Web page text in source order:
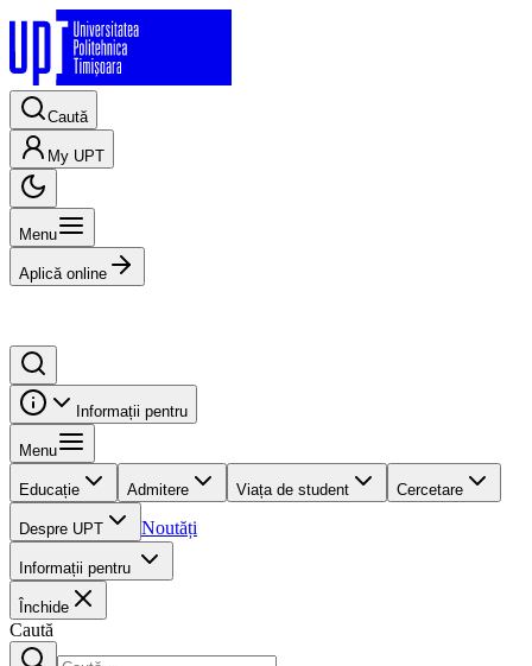
Caută
My UPT
Menu
Aplică online
Informații pentru
Menu
Educație Admitere Viața de student Cercetare
Despre UPT Noutăți
Informații pentru
Închide
Caută